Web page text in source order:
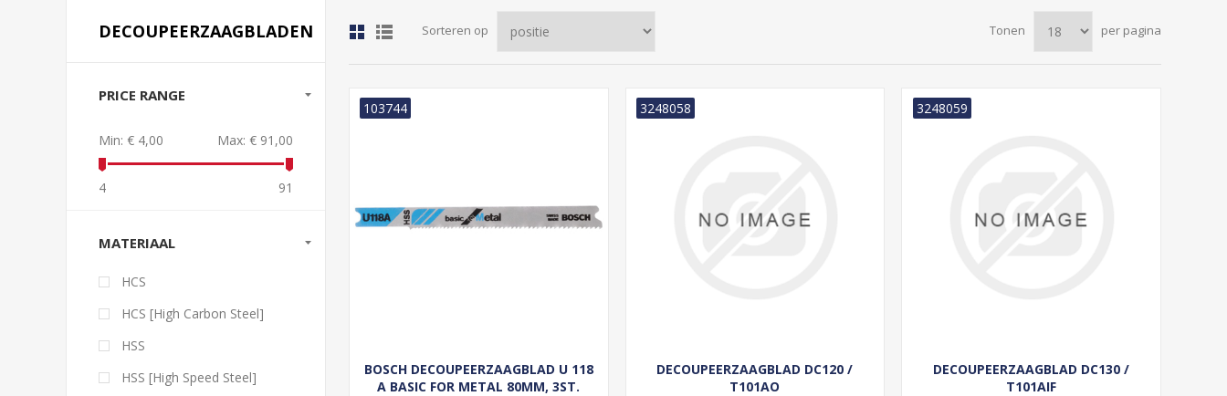
Sorteren op Tonen per pagina
BOSCH DECOUPEERZAAGBLAD U 118
A BASIC FOR METAL 80MM, 3ST.
103744
DECOUPEERZAAGBLAD DC120 /
T101AO
3248058
DECOUPEERZAAGBLAD DC130 /
T101AIF
3248059
DECOUPEERZAAGBLADEN
PRICE RANGE
Min: € 4,00 Max: € 91,00
4 91
MATERIAAL
HCS
HCS [High Carbon Steel]
HSS
HSS [High Speed Steel]